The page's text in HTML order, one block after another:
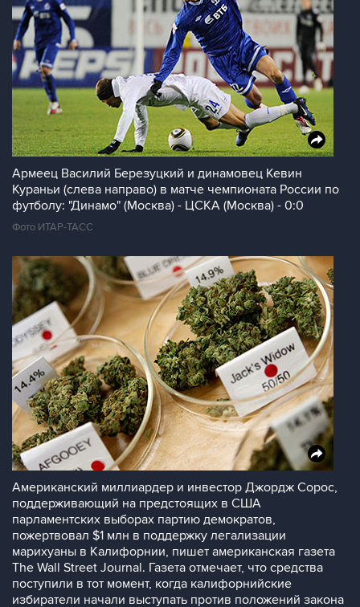
Армеец Василий Березуцкий и динамовец Кевин
Кураньи (слева направо) в матче чемпионата России по
футболу: "Динамо" (Москва) - ЦСКА (Москва) - 0:0
Фото ИТАР-ТАСС
Американский миллиардер и инвестор Джордж Сорос,
поддерживающий на предстоящих в США
парламентских выборах партию демократов,
пожертвовал $1 млн в поддержку легализации
марихуаны в Калифорнии, пишет американская газета
The Wall Street Journal. Газета отмечает, что средства
поступили в тот момент, когда калифорнийские
избиратели начали выступать против положений закона